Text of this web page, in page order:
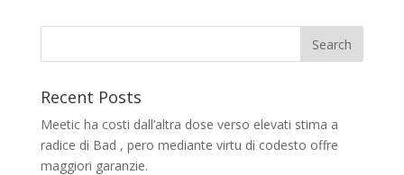
Recent Posts
Meetic ha costi dall’altra dose verso elevati stima a
radice di Bad , pero mediante virtu di codesto offre
maggiori garanzie.